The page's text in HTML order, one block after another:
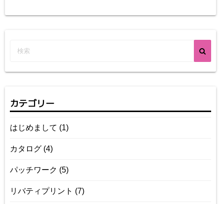
カテゴリー
はじめまして (1)
カタログ (4)
パッチワーク (5)
リバティプリント (7)